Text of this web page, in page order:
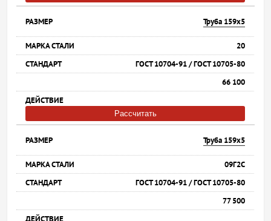
Труба 159х5
20
ГОСТ 10704-91 / ГОСТ 10705-80
66 100
Рассчитать
Труба 159х5
09Г2С
ГОСТ 10704-91 / ГОСТ 10705-80
77 500